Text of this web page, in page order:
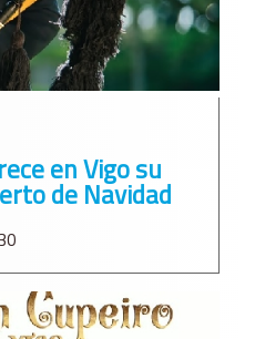
en Vigo su
de Navidad